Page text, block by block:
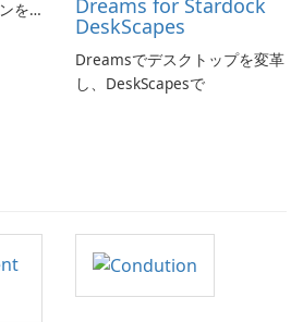
を
Dreams for Stardock
DeskScapes
Dreamsでデスクトップを変革
し、DeskScapesで